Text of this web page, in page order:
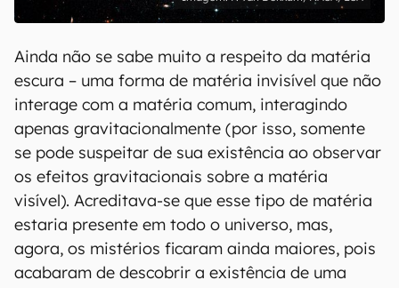
Ainda não se sabe muito a respeito da matéria
escura – uma forma de matéria invisível que não
interage com a matéria comum, interagindo
apenas gravitacionalmente (por isso, somente
se pode suspeitar de sua existência ao observar
os efeitos gravitacionais sobre a matéria
visível). Acreditava-se que esse tipo de matéria
estaria presente em todo o universo, mas,
agora, os mistérios ficaram ainda maiores, pois
acabaram de descobrir a existência de uma